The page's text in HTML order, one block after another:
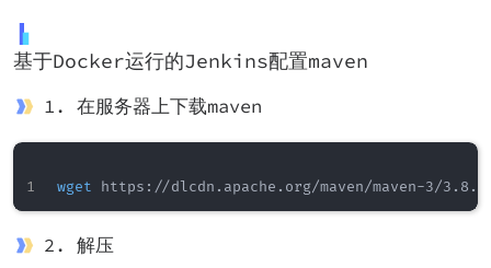
基于Docker运行的Jenkins配置maven
1. 在服务器上下载maven
wget
2. 解压